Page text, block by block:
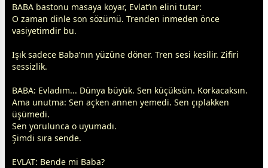
BABA bastonu masaya koyar, Evlat’ın elini tutar:
O zaman dinle son sözümü. Trenden inmeden önce
vasiyetimdir bu.
Işık sadece Baba’nın yüzüne döner. Tren sesi kesilir. Zifiri
sessizlik.
BABA: Evladım... Dünya büyük. Sen küçüksün. Korkacaksın.
Ama unutma: Sen açken annen yemedi. Sen çıplakken
üşümedi.
Sen yorulunca o uyumadı.
Şimdi sıra sende.
EVLAT: Bende mi Baba?